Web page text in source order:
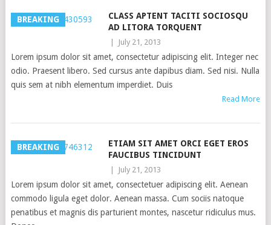
BREAKING
CLASS APTENT TACITI SOCIOSQU
AD LITORA TORQUENT
July 21, 2013
Lorem ipsum dolor sit amet, consectetur adipiscing elit. Integer nec
odio. Praesent libero. Sed cursus ante dapibus diam. Sed nisi. Nulla
quis sem at nibh elementum imperdiet. Duis
Read More
BREAKING
ETIAM SIT AMET ORCI EGET EROS
FAUCIBUS TINCIDUNT
July 21, 2013
Lorem ipsum dolor sit amet, consectetuer adipiscing elit. Aenean
commodo ligula eget dolor. Aenean massa. Cum sociis natoque
penatibus et magnis dis parturient montes, nascetur ridiculus mus.